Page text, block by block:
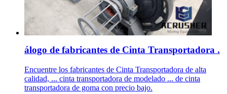
álogo de fabricantes de Cinta Transportadora .
Encuentre los fabricantes de Cinta Transportadora de alta
calidad, ... cinta transportadora de modelado ... de cinta
transportadora de goma con precio bajo.